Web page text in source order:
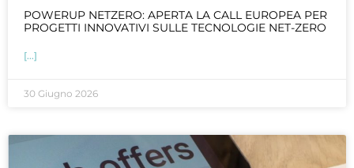
POWERUP NETZERO: APERTA LA CALL EUROPEA PER
PROGETTI INNOVATIVI SULLE TECNOLOGIE NET-ZERO
[...]
30 Giugno 2026